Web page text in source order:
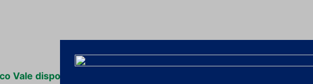
Vale disponibiliza 10 vagas para especialização em engenharia de